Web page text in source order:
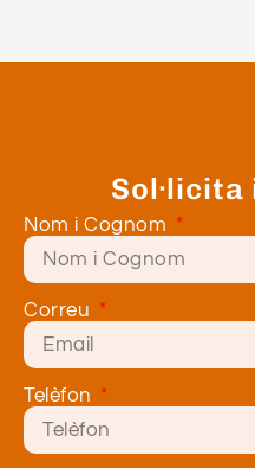
Nom i Cognom
Correu
Telèfon